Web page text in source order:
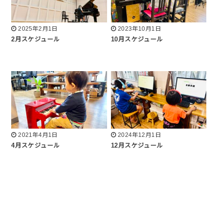
2025年2月1日
2月スケジュール
2023年10月1日
10月スケジュール
2021年4月1日
4月スケジュール
2024年12月1日
12月スケジュール